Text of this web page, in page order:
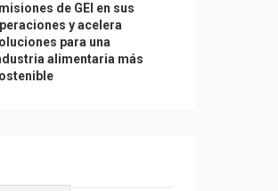
de GEI en sus
y acelera
para una
alimentaria más